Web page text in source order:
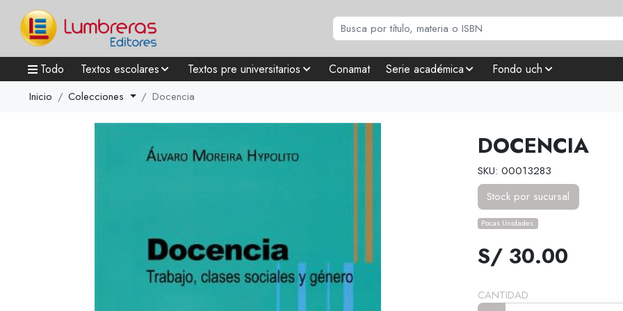
Todo Textos escolares Textos pre universitarios Conamat Serie académica Fondo uch
Inicio Colecciones Docencia
DOCENCIA
SKU: 00013283
Stock por sucursal
Pocas Unidades.
S/ 30.00
CANTIDAD